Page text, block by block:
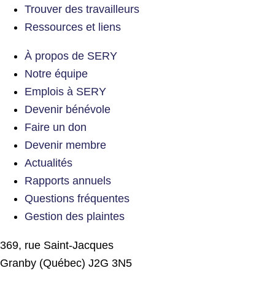
Trouver des travailleurs
Ressources et liens
À propos de SERY
Notre équipe
Emplois à SERY
Devenir bénévole
Faire un don
Devenir membre
Actualités
Rapports annuels
Questions fréquentes
Gestion des plaintes
369, rue Saint-Jacques
Granby (Québec) J2G 3N5